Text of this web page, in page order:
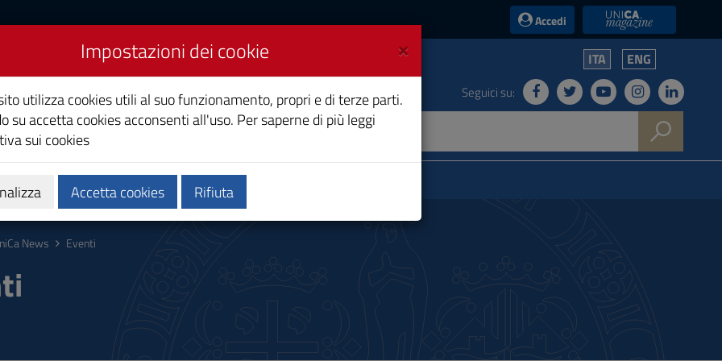
Accedi UniCA News
di Cagliari
ITA ENG
Seguici su:
Ricerca Società e territorio
News Eventi
×
Impostazioni dei cookie
utilizza cookies utili al suo funzionamento, propri e di terze parti.
su accetta cookies acconsenti all'uso. Per saperne di più leggi
sui cookies
Accetta cookies Rifiuta